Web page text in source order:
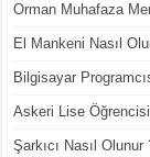
Orman Muhafaza
El Mankeni Nasıl
Bilgisayar
Askeri Lise
Şarkıcı Nasıl Olunur